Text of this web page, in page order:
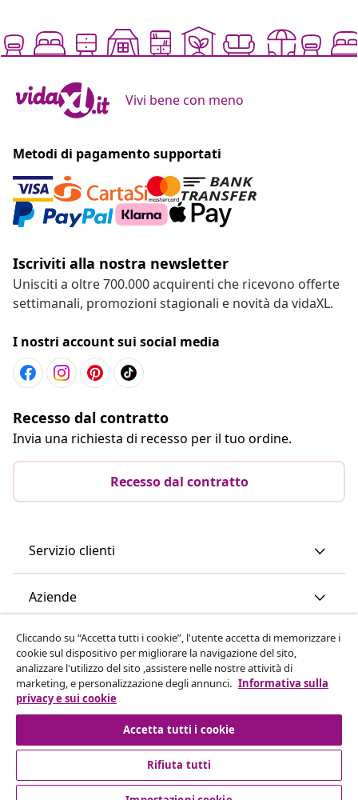
Vivi bene con meno
Metodi di pagamento supportati
Iscriviti alla nostra newsletter
Unisciti a oltre 700.000 acquirenti che ricevono offerte
settimanali, promozioni stagionali e novità da vidaXL.
I nostri account sui social media
Recesso dal contratto
Invia una richiesta di recesso per il tuo ordine.
Recesso dal contratto
Servizio clienti
Aziende
vidaXL
Scopri di più
Cliccando su “Accetta tutti i cookie”, l'utente accetta di memorizzare i
cookie sul dispositivo per migliorare la navigazione del sito,
analizzare l'utilizzo del sito ,assistere nelle nostre attività di
marketing, e personalizzazione degli annunci. Informativa sulla
privacy e sui cookie
Accetta tutti i cookie
Rifiuta tutti